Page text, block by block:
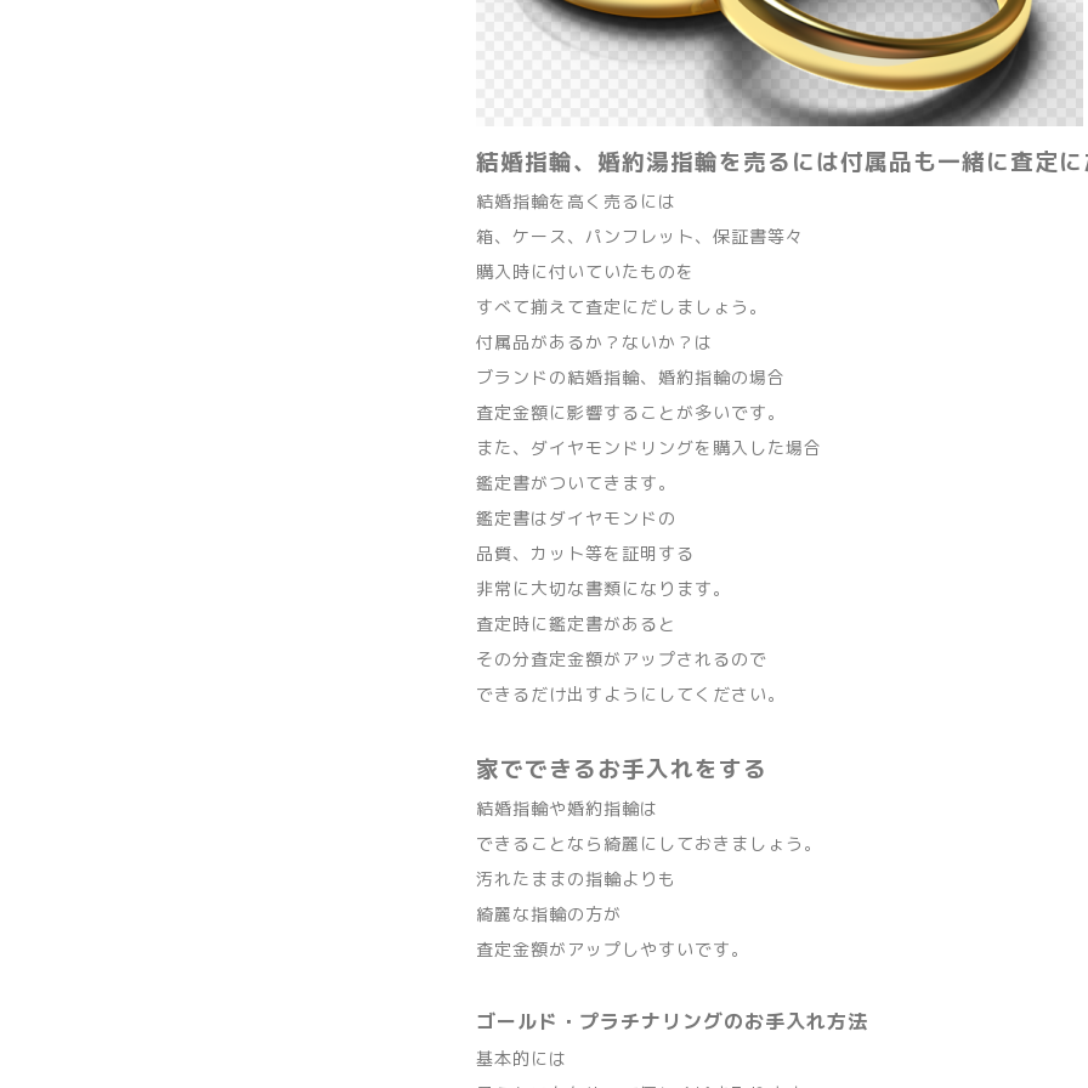
結婚指輪、婚約湯指輪を売るには付属品も一緒に査定
結婚指輪を高く売るには
箱、ケース、パンフレット、保証書等々
購入時に付いていたものを
すべて揃えて査定にだしましょう。
付属品があるか？ないか？は
ブランドの結婚指輪、婚約指輪の場合
査定金額に影響することが多いです。
また、ダイヤモンドリングを購入した場合
鑑定書がついてきます。
鑑定書はダイヤモンドの
品質、カット等を証明する
非常に大切な書類になります。
査定時に鑑定書があると
その分査定金額がアップされるので
できるだけ出すようにしてください。
家でできるお手入れをする
結婚指輪や婚約指輪は
できることなら綺麗にしておきましょう。
汚れたままの指輪よりも
綺麗な指輪の方が
査定金額がアップしやすいです。
ゴールド・プラチナリングのお手入れ方法
基本的には